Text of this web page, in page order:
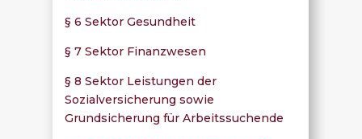
§ 6 Sektor Gesundheit
§ 7 Sektor Finanzwesen
§ 8 Sektor Leistungen der
Sozialversicherung sowie
Grundsicherung für Arbeitssuchende